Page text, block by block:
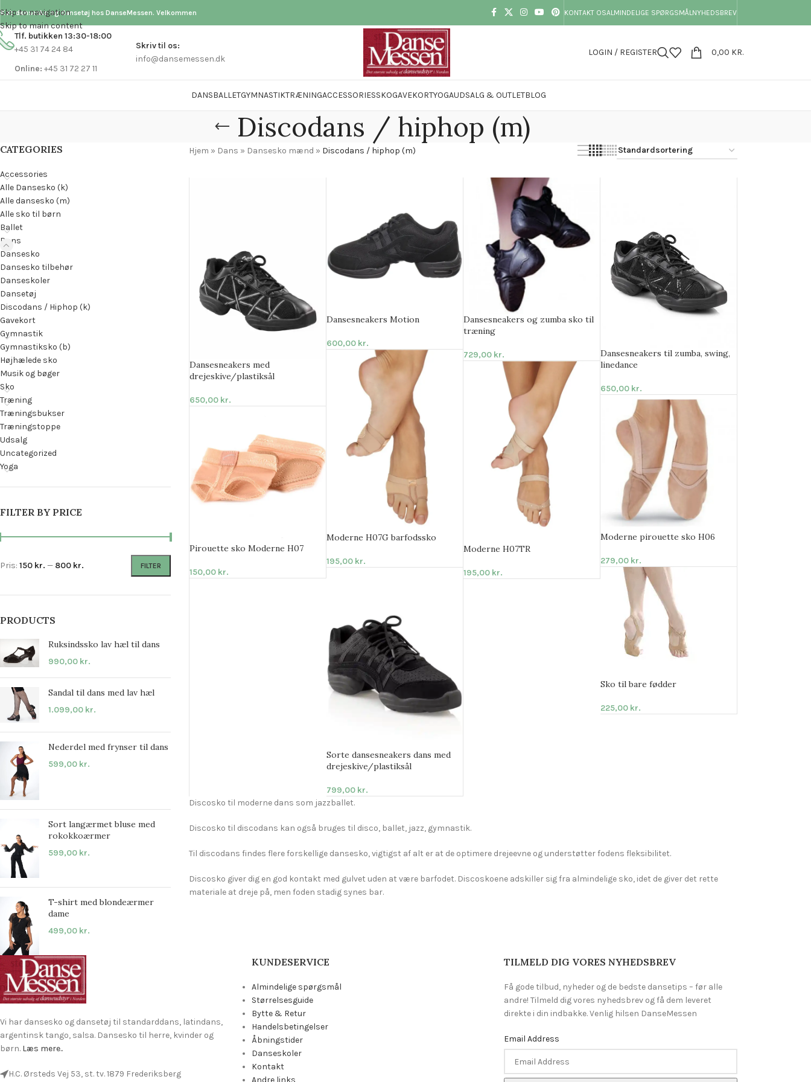
Skip to navigation
Skip to main content
Køb dansesko og dansetøj hos DanseMessen. Velkommen KONTAKT OSALMINDELIGE SPØRGSMÅLNYHEDSBREV
Tlf. butikken 13:30-18:00
+45 31 74 24 84
Online: +45 31 72 27 11
Skriv til os:
info@dansemessen.dk
LOGIN / REGISTER 0,00 KR.
DANSBALLETGYMNASTIKTRÆNINGACCESSORIESSKOGAVEKORTYOGAUDSALG & OUTLETBLOG
Discodans / hiphop (m)
CATEGORIES
Accessories
Alle Dansesko (k)
Alle dansesko (m)
Alle sko til børn
Ballet
Dans
Dansesko
Dansesko tilbehør
Danseskoler
Dansetøj
Discodans / Hiphop (k)
Gavekort
Gymnastik
Gymnastiksko (b)
Højhælede sko
Musik og bøger
Sko
Træning
Træningsbukser
Træningstoppe
Udsalg
Uncategorized
Yoga
FILTER BY PRICE
FILTER
Pris: 150 kr. — 800 kr.
PRODUCTS
Ruksindssko lav hæl til dans
990,00 kr.
Sandal til dans med lav hæl
1.099,00 kr.
Nederdel med frynser til dans
599,00 kr.
Sort langærmet bluse med
rokokkoærmer
599,00 kr.
T-shirt med blondeærmer
dame
499,00 kr.
Hjem » Dans » Dansesko mænd » Discodans / hiphop (m)
Dansesneakers med
drejeskive/plastiksål
650,00 kr.
Dansesneakers Motion
600,00 kr.
Dansesneakers og zumba sko til
træning
729,00 kr.
Dansesneakers til zumba, swing,
linedance
650,00 kr.
Moderne H07G barfodssko
195,00 kr.
Moderne H07TR
195,00 kr.
Moderne pirouette sko H06
279,00 kr.
Pirouette sko Moderne H07
150,00 kr.
Sko til bare fødder
225,00 kr.
Sorte dansesneakers dans med
drejeskive/plastiksål
799,00 kr.
Discosko til moderne dans som jazzballet.
Discosko til discodans kan også bruges til disco, ballet, jazz, gymnastik.
Til discodans findes flere forskellige dansesko, vigtigst af alt er at de optimere drejeevne og understøtter fodens fleksibilitet.
Discosko giver dig en god kontakt med gulvet uden at være barfodet. Discoskoene adskiller sig fra almindelige sko, idet de giver det rette
materiale at dreje på, men foden stadig synes bar.
Vi har dansesko og dansetøj til standarddans, latindans,
argentinsk tango, salsa. Dansesko til herre, kvinder og
børn. Læs mere..
H.C. Ørsteds Vej 53, st. tv. 1879 Frederiksberg
KUNDESERVICE
Almindelige spørgsmål
Størrelsesguide
Bytte & Retur
Handelsbetingelser
Åbningstider
Danseskoler
Kontakt
TILMELD DIG VORES NYHEDSBREV
Få gode tilbud, nyheder og de bedste dansetips – før alle
andre! Tilmeld dig vores nyhedsbrev og få dem leveret
direkte i din indbakke. Venlig hilsen DanseMessen
Email Address